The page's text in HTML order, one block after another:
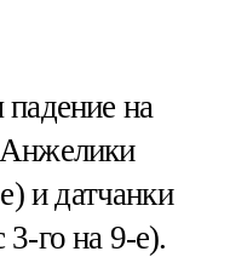
на
и датчанки
го на 9-е).